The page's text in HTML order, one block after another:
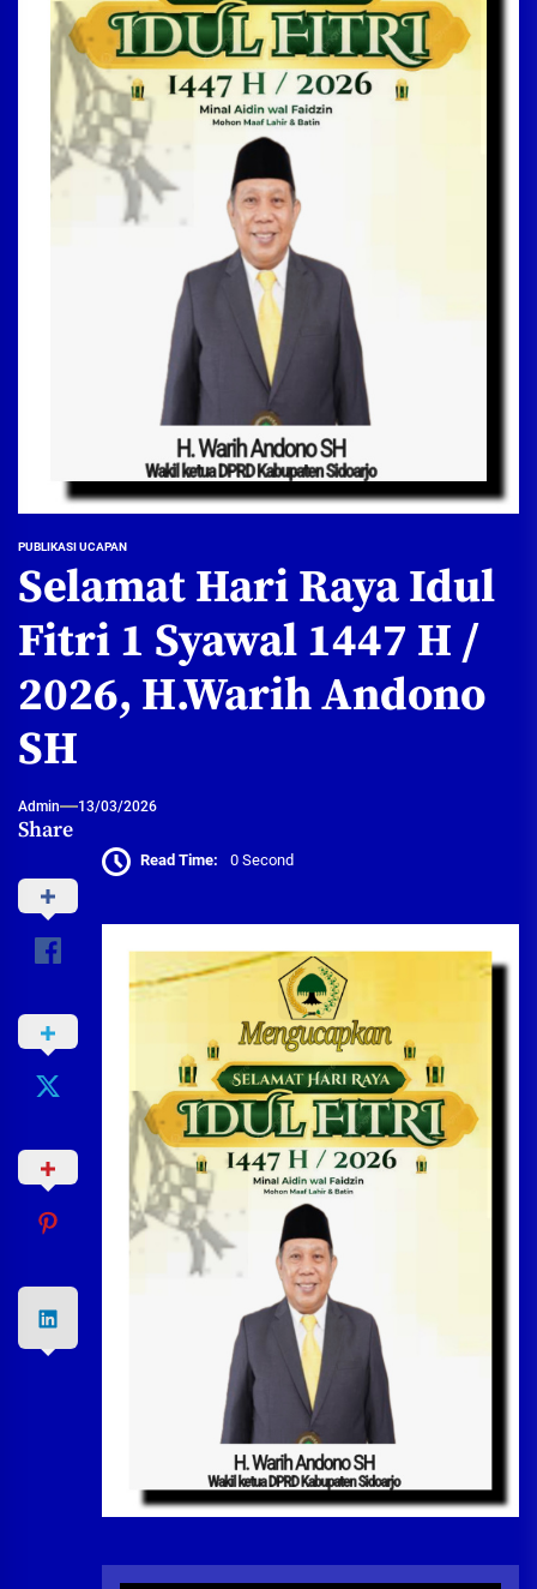
PUBLIKASI UCAPAN
Selamat Hari Raya Idul
Fitri 1 Syawal 1447 H /
2026, H.Warih Andono
SH
Admin 13/03/2026
Share
Read Time: 0 Second